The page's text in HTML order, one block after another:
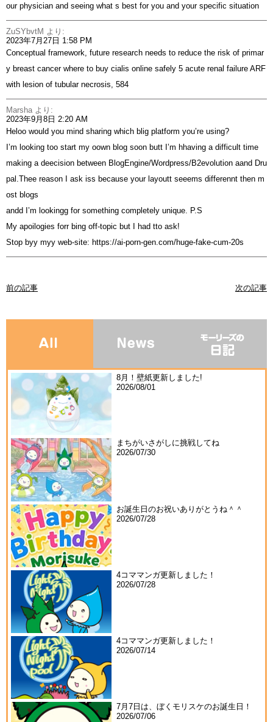
our physician and seeing what s best for you and your specific situation
ZuSYbvtM より:
2023年7月27日 1:58 PM
Conceptual framework, future research needs to reduce the risk of primar
y breast cancer where to buy cialis online safely 5 acute renal failure ARF
with lesion of tubular necrosis, 584
Marsha より:
2023年9月8日 2:20 AM
Heloo would you mind sharing which blig platform you’re using?
I’m looking too start my oown blog soon butt I’m hhaving a difficult time
making a deecision between BlogEngine/Wordpress/B2evolution aand Dru
pal.Thee reason I ask iss because your layoutt seeems differennt then m
ost blogs
andd I’m lookingg for something completely unique. P.S
My apoilogies forr bing off-topic but I had tto ask!
Stop byy myy web-site: https://ai-porn-gen.com/huge-fake-cum-20s
前の記事 次の記事
8月！壁紙更新しました!
2026/08/01
まちがいさがしに挑戦してね
2026/07/30
お誕生日のお祝いありがとうね＾＾
2026/07/28
4コママンガ更新しました！
2026/07/28
4コママンガ更新しました！
2026/07/14
7月7日は、ぼくモリスケのお誕生日！
2026/07/06